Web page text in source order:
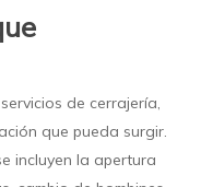
de cerrajería,
que pueda surgir.
incluyen la apertura